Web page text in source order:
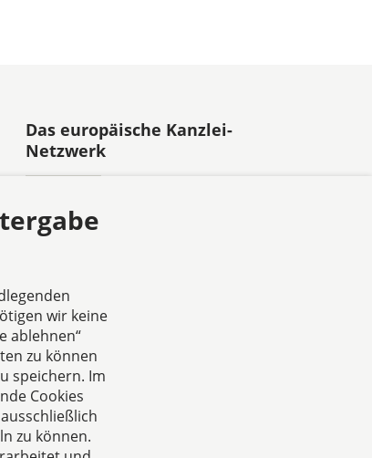
Das europäische Kanzlei-
Netzwerk
Zertifiziertes
Kanzleimanagement
wir keine
ablehnen“
zu können
speichern. Im
Cookies
zu können.